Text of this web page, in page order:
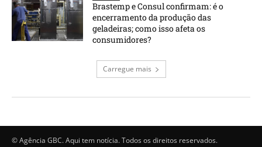
Brastemp e Consul confirmam: é o
encerramento da produção das
geladeiras; como isso afeta os
consumidores?
Carregue mais
© Agência GBC. Aqui tem notícia. Todos os direitos reservados.